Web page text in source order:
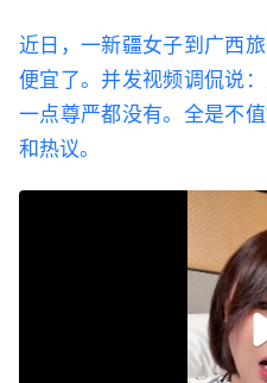
近日，一新疆女子到广西
便宜了。并发视频调侃说
一点尊严都没有。全是不
和热议。